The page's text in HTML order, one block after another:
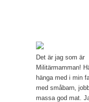
Mamma,
Det är jag som är
Militärmamman!
hänga med i min
med småbarn,
massa god mat.